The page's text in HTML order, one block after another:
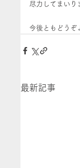
尽力してまいり
今後ともどうぞ
最新記事